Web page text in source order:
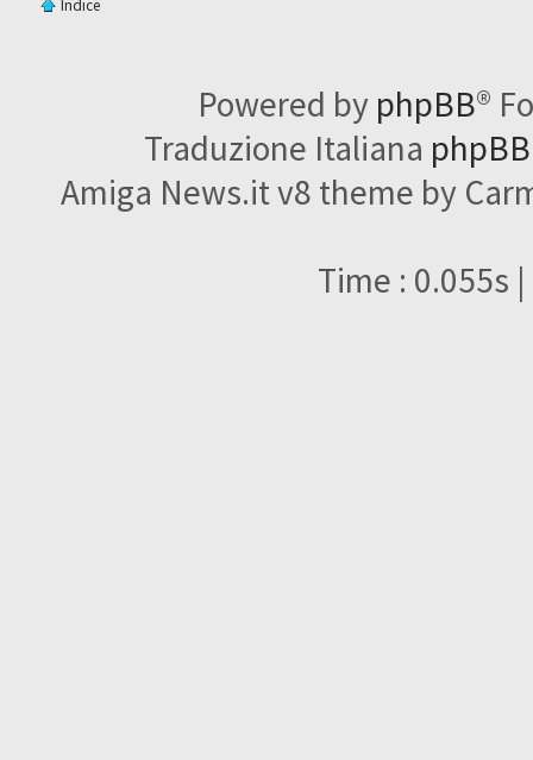
Indice
Powered by phpBB®
Traduzione Italiana
Amiga News.it v8 theme by
Time : 0.055s